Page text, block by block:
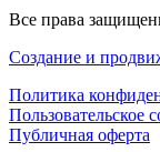
Все права
Создание и
Политика
Пользовательское
Публичная оферта